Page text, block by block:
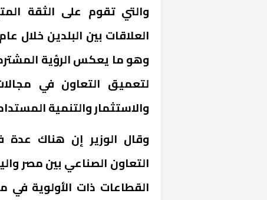
والتي تقوم على الثقة
وهو ما يعكس الرؤية
لتعميق التعاون في
والاستثمار والتنمية
وقال الوزير إن هناك عدة
التعاون الصناعي بين مصر
القطاعات ذات الأولوية في